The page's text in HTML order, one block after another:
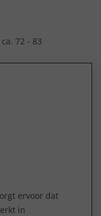
72 - 83
ervoor dat
in